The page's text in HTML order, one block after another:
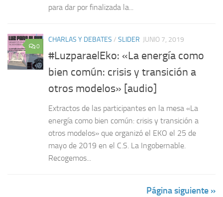
para dar por finalizada la...
0
CHARLAS Y DEBATES / SLIDER JUNIO 7, 2019
#LuzparaelEko: «La energía como
bien común: crisis y transición a
otros modelos» [audio]
Extractos de las participantes en la mesa «La
energía como bien común: crisis y transición a
otros modelos» que organizó el EKO el 25 de
mayo de 2019 en el C.S. La Ingobernable.
Recogemos...
Página siguiente »